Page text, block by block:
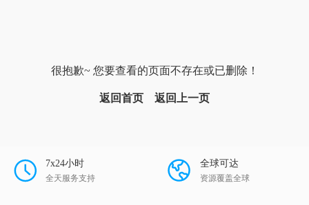
很抱歉~ 您要查看的页面不存在或已删除！
返回首页 返回上一页
7x24小时
全天服务支持
全球可达
资源覆盖全球